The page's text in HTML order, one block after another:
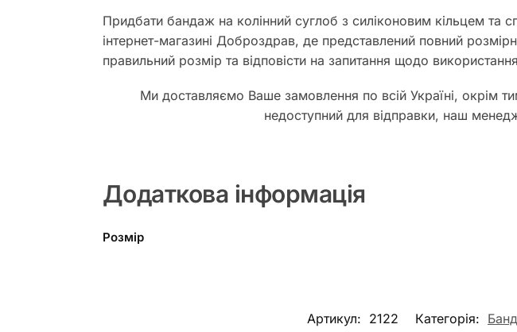
Придбати бандаж на колінний суглоб з силіконовим кільцем
інтернет-магазині Доброздрав, де представлений повний
правильний розмір та відповісти на запитання щодо
Ми доставляємо Ваше замовлення по всій Україні, окрім
недоступний для відправки, наш
Додаткова інформація
Розмір
Артикул: 2122 Категорія: